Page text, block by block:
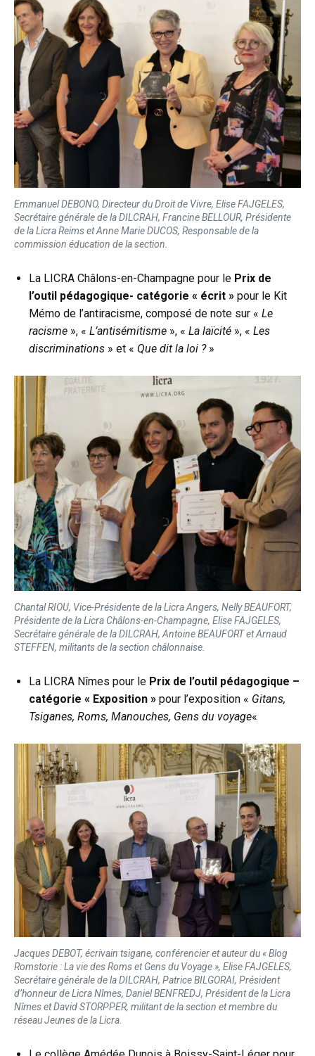
Emmanuel DEBONO, Directeur du Droit de Vivre, Elise FAJGELES,
Secrétaire générale de la DILCRAH, Francine BELLOUR, Présidente
de la Licra Reims et Anne Marie DUCOS, Responsable de la
commission éducation de la section.
La LICRA Châlons-en-Champagne pour le Prix de
l’outil pédagogique- catégorie « écrit » pour le Kit
Mémo de l’antiracisme, composé de note sur « Le
racisme », « L’antisémitisme », « La laïcité », « Les
discriminations » et « Que dit la loi ?»
Chantal RIOU, Vice-Présidente de la Licra Angers, Nelly BEAUFORT,
Présidente de la Licra Châlons-en-Champagne, Elise FAJGELES,
Secrétaire générale de la DILCRAH, Antoine BEAUFORT et Arnaud
STEFFEN, militants de la section châlonnaise.
La LICRA Nîmes pour le Prix de l’outil pédagogique –
catégorie « Exposition » pour l’exposition « Gitans,
Tsiganes, Roms, Manouches, Gens du voyage«
Jacques DEBOT, écrivain tsigane, conférencier et auteur du « Blog
Romstorie : La vie des Roms et Gens du Voyage », Elise FAJGELES,
Secrétaire générale de la DILCRAH, Patrice BILGORAI, Président
d’honneur de Licra Nîmes, Daniel BENFREDJ, Président de la Licra
Nîmes et David STORPPER, militant de la section et membre du
réseau Jeunes de la Licra.